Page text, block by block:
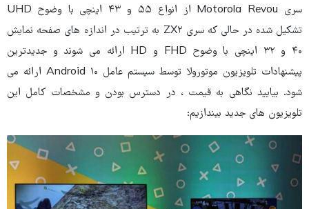
سری Motorola Revou از انواع ۵۵ و ۴۳ اینچی با وضوح UHD
تشکیل شده در حالی که سری ZX۲ به ترتیب در اندازه های صفحه نمایش
۴۰ و ۳۲ اینچی با وضوح FHD و HD ارائه می شوند و جدیدترین
پیشنهادات تلویزیون موتورولا توسط سیستم عامل Android ۱۰ ارائه می
شود. بیایید نگاهی به قیمت ، در دسترس بودن و مشخصات کامل این
تلویزیون های جدید بیندازیم: